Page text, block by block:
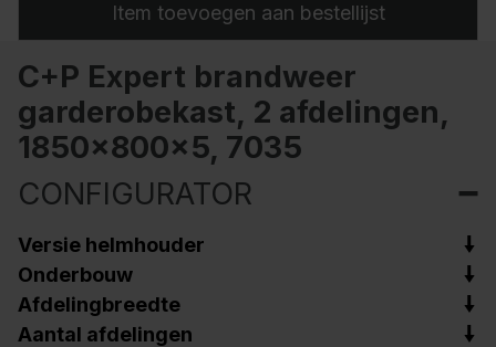
Item toevoegen aan bestellijst
C+P Expert brandweer
garderobekast, 2 afdelingen,
1850x800x5, 7035
CONFIGURATOR
Versie helmhouder
Onderbouw
Afdelingbreedte
Aantal afdelingen